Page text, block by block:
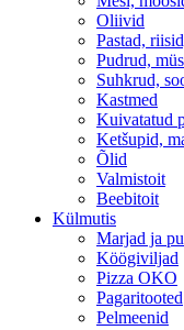
Oliivid
Pastad,
Pudrud,
Suhkrud,
Kastmed
Kuivatatud
Ketšupid,
Õlid
Valmistoit
Beebitoit
Külmutis
Marjad ja
Köögiviljad
Pizza OKO
Pagaritooted
Pelmeenid